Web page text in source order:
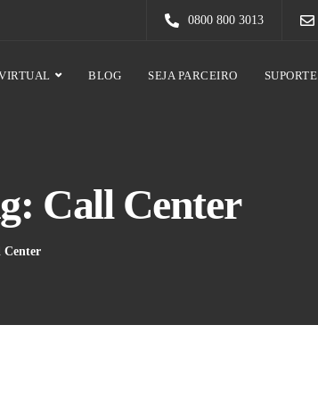
0800 800 3013
BLOG SEJA PARCEIRO SUPORTE
Call Center
Center